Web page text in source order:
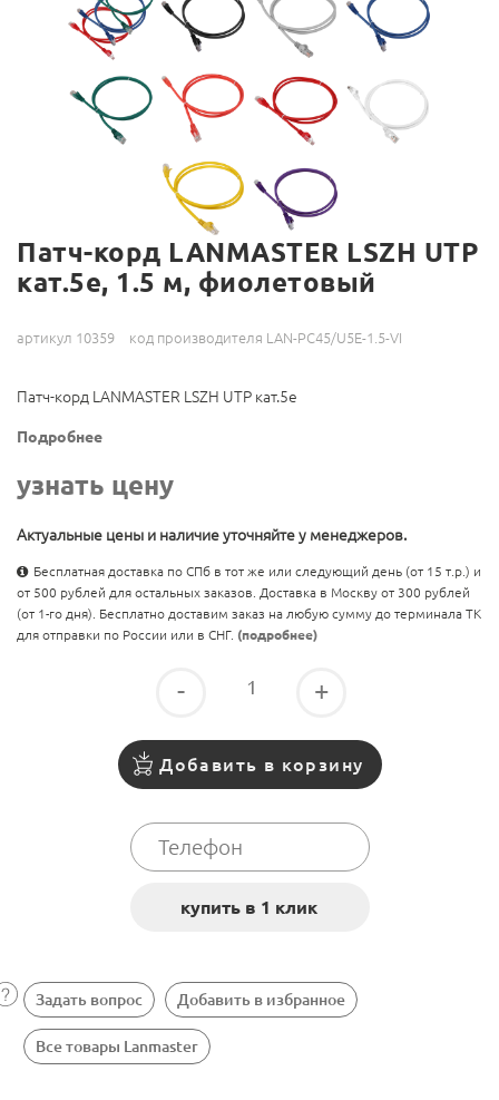
Патч-корд LANMASTER LSZH UTP
кат.5e, 1.5 м, фиолетовый
артикул 10359 код производителя LAN-PC45/U5E-1.5-VI
Патч-корд LANMASTER LSZH UTP кат.5e
Подробнее
узнать цену
Актуальные цены и наличие уточняйте у менеджеров.
Бесплатная доставка по СПб в тот же или следующий день (от 15 т.р.) и
от 500 рублей для остальных заказов. Доставка в Москву от 300 рублей
(от 1-го дня). Бесплатно доставим заказ на любую сумму до терминала ТК
для отправки по России или в СНГ. (подробнее)
- +
Добавить в корзину
Задать вопрос Добавить в избранное
Все товары Lanmaster